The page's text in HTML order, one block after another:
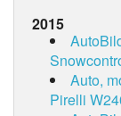
2015
Auto,
Pirelli